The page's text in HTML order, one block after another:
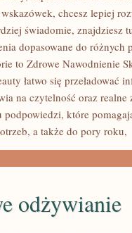
chcesz lepiej
świadomie, znajdziesz
dopasowane do
to Zdrowe Nawodnienie
łatwo się przeładować
na czytelność oraz realne
podpowiedzi, które
a także do pory roku,
odżywianie